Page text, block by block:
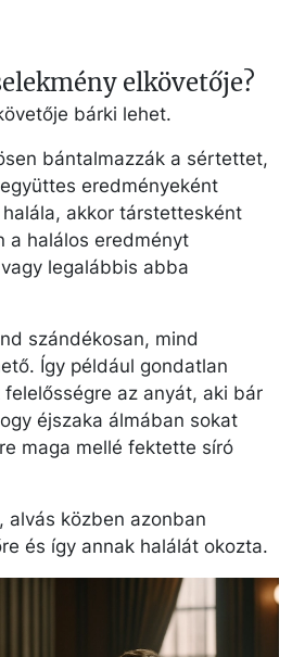
elkövetője?
bárki lehet.
bántalmazzák a sértettet,
eredményeként
akkor társtettesként
a halálos eredményt
legalábbis abba
szándékosan, mind
Így például gondatlan
az anyát, aki bár
éjszaka álmában sokat
maga mellé fektette síró
alvás közben azonban
és így annak halálát okozta.